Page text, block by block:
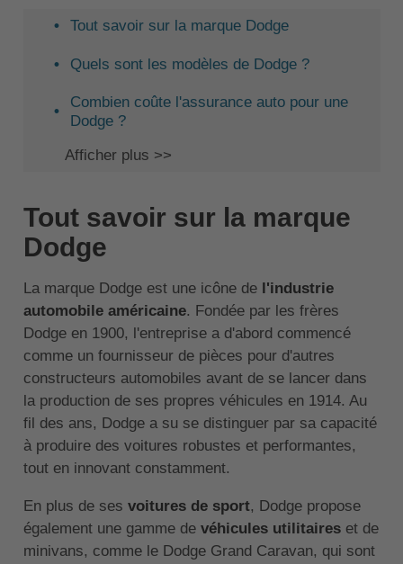
Tout savoir sur la marque Dodge
Quels sont les modèles de Dodge ?
Combien coûte l'assurance auto pour une
Dodge ?
Afficher plus >>
Tout savoir sur la marque
Dodge
La marque Dodge est une icône de l'industrie
automobile américaine. Fondée par les frères
Dodge en 1900, l'entreprise a d'abord commencé
comme un fournisseur de pièces pour d'autres
constructeurs automobiles avant de se lancer dans
la production de ses propres véhicules en 1914. Au
fil des ans, Dodge a su se distinguer par sa capacité
à produire des voitures robustes et performantes,
tout en innovant constamment.
En plus de ses voitures de sport, Dodge propose
également une gamme de véhicules utilitaireset de
minivans, comme le Dodge Grand Caravan, qui sont